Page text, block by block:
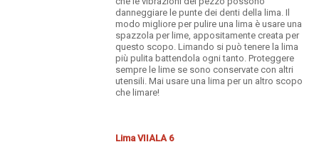
danneggiare le punte dei denti della lima. Il
modo migliore per pulire una lima è usare una
spazzola per lime, appositamente creata per
questo scopo. Limando si può tenere la lima
più pulita battendola ogni tanto. Proteggere
sempre le lime se sono conservate con altri
utensili. Mai usare una lima per un altro scopo
che limare!
Lima VIIALA 6